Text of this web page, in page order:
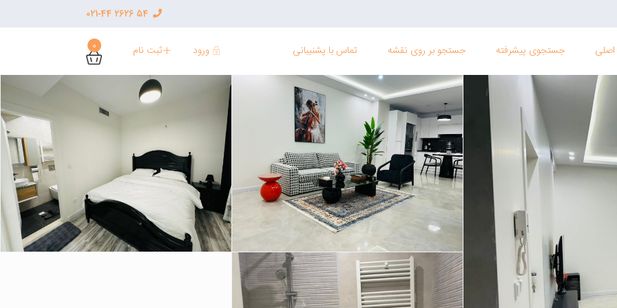
54 2626 021-44
0 ورود ثبت نام جستجوی پیشرفته جستجو بر روی نقشه تماس با پشنیبانی